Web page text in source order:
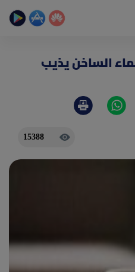
السعرات _ تمارين منزلية
(3) ... الماء الساخن يذيب
15388